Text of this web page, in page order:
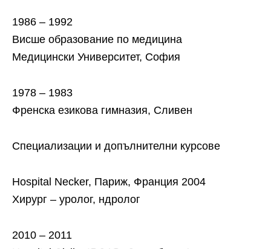
1986 – 1992
Висше образование по медицина
Медицински Университет, София
1978 – 1983
Френска езикова гимназия, Сливен
Специализации и допълнителни курсове
Hospital Necker, Париж, Франция 2004
Хирург – уролог, ндролог
2010 – 2011